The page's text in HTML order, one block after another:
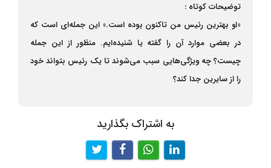
توضیحات کوتاه :
«او بهترین رئیس من تاکنون بوده است.» این جمله‌ای است که
در بعضی موارد آن را گفته یا شنیده‌ایم. منظور از این جمله
چیست؟ چه ویژگی‌هایی سبب می‌شوند تا یک رئیس بتواند خود
را از سایرین جدا کند؟
به اشتراک بگذارید